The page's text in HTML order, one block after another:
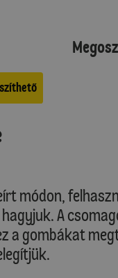
módon,
A
a gombákat